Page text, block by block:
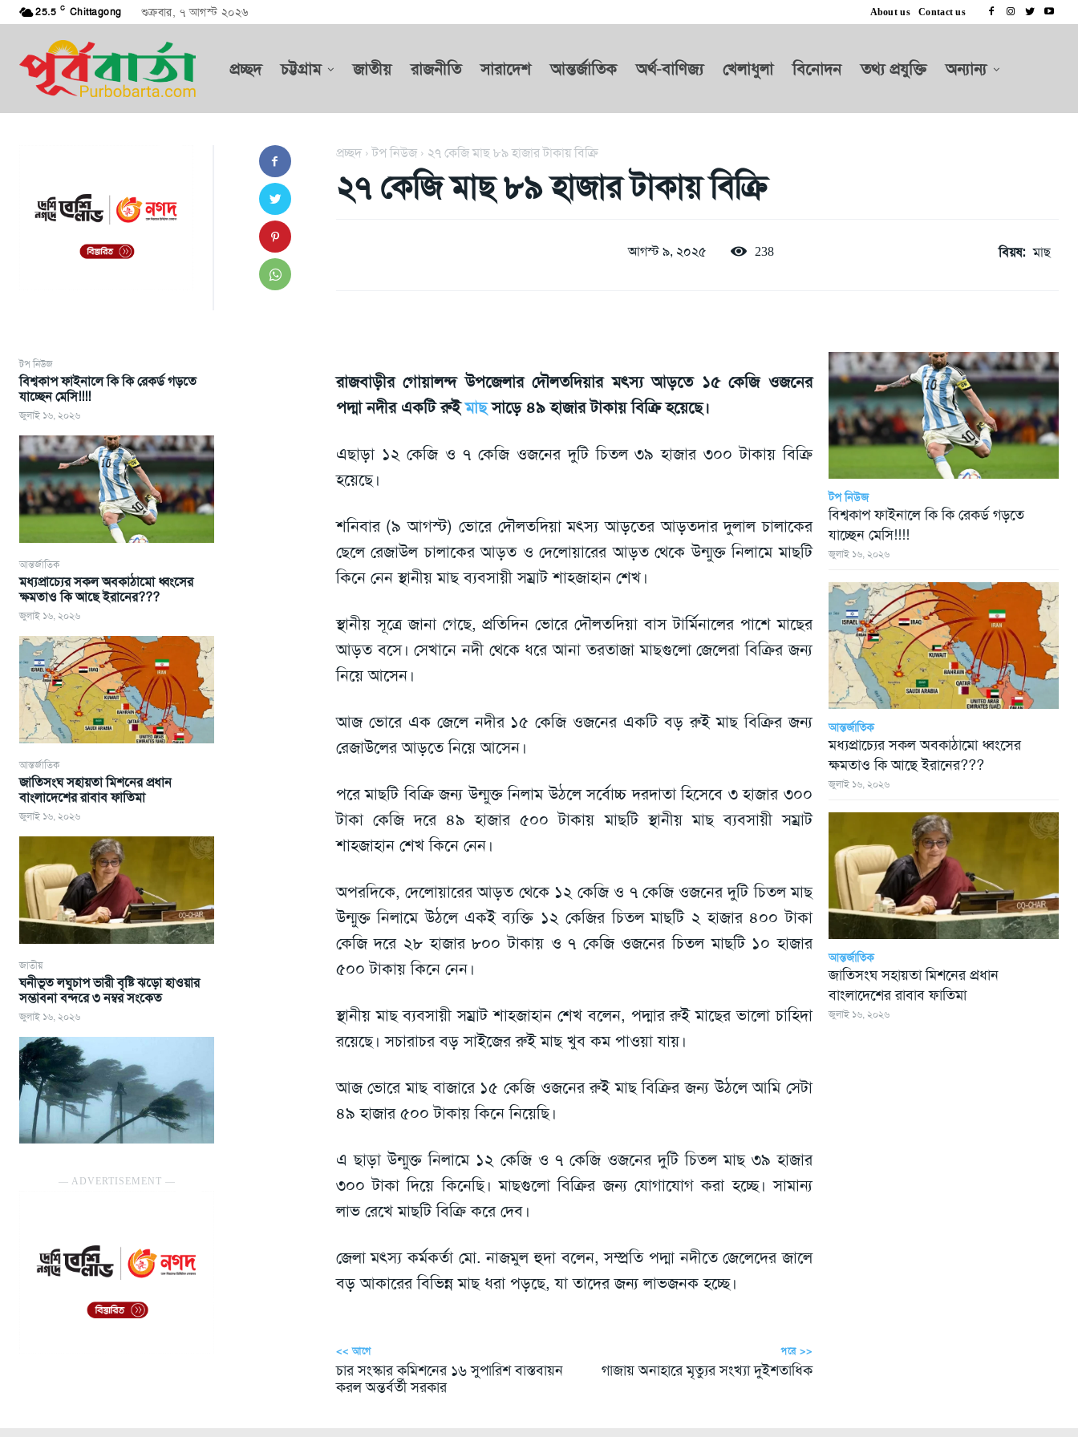
25.5 C Chittagong শুক্রবার, ৭ আগস্ট ২০২৬ About us Contact us
প্রচ্ছদ চট্টগ্রাম জাতীয় রাজনীতি সারাদেশ আন্তর্জাতিক অর্থ-বাণিজ্য খেলাধুলা বিনোদন তথ্য প্রযুক্তি অন্যান্য
টপ নিউজ
বিশ্বকাপ ফাইনালে কি কি রেকর্ড গড়তে
যাচ্ছেন মেসি!!!!
জুলাই ১৬, ২০২৬
আন্তর্জাতিক
মধ্যপ্রাচ্যের সকল অবকাঠামো ধ্বংসের
ক্ষমতাও কি আছে ইরানের???
জুলাই ১৬, ২০২৬
আন্তর্জাতিক
জাতিসংঘ সহায়তা মিশনের প্রধান
বাংলাদেশের রাবাব ফাতিমা
জুলাই ১৬, ২০২৬
জাতীয়
ঘনীভূত লঘুচাপ ভারী বৃষ্টি ঝড়ো হাওয়ার
সম্ভাবনা বন্দরে ৩ নম্বর সংকেত
জুলাই ১৬, ২০২৬
― ADVERTISEMENT ―
প্রচ্ছদ টপ নিউজ ২৭ কেজি মাছ ৮৯ হাজার টাকায় বিক্রি
২৭ কেজি মাছ ৮৯ হাজার টাকায় বিক্রি
আগস্ট ৯, ২০২৫ 238 বিয়ষ: মাছ
রাজবাড়ীর গোয়ালন্দ উপজেলার দৌলতদিয়ার মৎস্য আড়তে ১৫ কেজি ওজনের
পদ্মা নদীর একটি রুইমাছসাড়ে ৪৯ হাজার টাকায় বিক্রি হয়েছে।
এছাড়া ১২ কেজি ও ৭ কেজি ওজনের দুটি চিতল ৩৯ হাজার ৩০০ টাকায় বিক্রি
হয়েছে।
শনিবার (৯ আগস্ট) ভোরে দৌলতদিয়া মৎস্য আড়তের আড়তদার দুলাল চালাকের
ছেলে রেজাউল চালাকের আড়ত ও দেলোয়ারের আড়ত থেকে উন্মুক্ত নিলামে মাছটি
কিনে নেন স্থানীয় মাছ ব্যবসায়ী সম্রাট শাহজাহান শেখ।
স্থানীয় সূত্রে জানা গেছে, প্রতিদিন ভোরে দৌলতদিয়া বাস টার্মিনালের পাশে মাছের
আড়ত বসে। সেখানে নদী থেকে ধরে আনা তরতাজা মাছগুলো জেলেরা বিক্রির জন্য
নিয়ে আসেন।
আজ ভোরে এক জেলে নদীর ১৫ কেজি ওজনের একটি বড় রুই মাছ বিক্রির জন্য
রেজাউলের আড়তে নিয়ে আসেন।
পরে মাছটি বিক্রি জন্য উন্মুক্ত নিলাম উঠলে সর্বোচ্চ দরদাতা হিসেবে ৩ হাজার ৩০০
টাকা কেজি দরে ৪৯ হাজার ৫০০ টাকায় মাছটি স্থানীয় মাছ ব্যবসায়ী সম্রাট
শাহজাহান শেখ কিনে নেন।
অপরদিকে, দেলোয়ারের আড়ত থেকে ১২ কেজি ও ৭ কেজি ওজনের দুটি চিতল মাছ
উন্মুক্ত নিলামে উঠলে একই ব্যক্তি ১২ কেজির চিতল মাছটি ২ হাজার ৪০০ টাকা
কেজি দরে ২৮ হাজার ৮০০ টাকায় ও ৭ কেজি ওজনের চিতল মাছটি ১০ হাজার
৫০০ টাকায় কিনে নেন।
স্থানীয় মাছ ব্যবসায়ী সম্রাট শাহজাহান শেখ বলেন, পদ্মার রুই মাছের ভালো চাহিদা
রয়েছে। সচারাচর বড় সাইজের রুই মাছ খুব কম পাওয়া যায়।
আজ ভোরে মাছ বাজারে ১৫ কেজি ওজনের রুই মাছ বিক্রির জন্য উঠলে আমি সেটা
৪৯ হাজার ৫০০ টাকায় কিনে নিয়েছি।
এ ছাড়া উন্মুক্ত নিলামে ১২ কেজি ও ৭ কেজি ওজনের দুটি চিতল মাছ ৩৯ হাজার
৩০০ টাকা দিয়ে কিনেছি। মাছগুলো বিক্রির জন্য যোগাযোগ করা হচ্ছে। সামান্য
লাভ রেখে মাছটি বিক্রি করে দেব।
জেলা মৎস্য কর্মকর্তা মো. নাজমুল হুদা বলেন, সম্প্রতি পদ্মা নদীতে জেলেদের জালে
বড় আকারের বিভিন্ন মাছ ধরা পড়ছে, যা তাদের জন্য লাভজনক হচ্ছে।
<< আগে
চার সংস্কার কমিশনের ১৬ সুপারিশ বাস্তবায়ন
করল অন্তর্বর্তী সরকার
পরে >>
গাজায় অনাহারে মৃত্যুর সংখ্যা দুইশতাধিক
টপ নিউজ
বিশ্বকাপ ফাইনালে কি কি রেকর্ড গড়তে
যাচ্ছেন মেসি!!!!
জুলাই ১৬, ২০২৬
আন্তর্জাতিক
মধ্যপ্রাচ্যের সকল অবকাঠামো ধ্বংসের
ক্ষমতাও কি আছে ইরানের???
জুলাই ১৬, ২০২৬
আন্তর্জাতিক
জাতিসংঘ সহায়তা মিশনের প্রধান
বাংলাদেশের রাবাব ফাতিমা
জুলাই ১৬, ২০২৬